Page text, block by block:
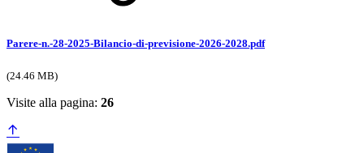
Parere-n.-28-2025-Bilancio-di-previsione-2026-2028.pdf
(24.46 MB)
Visite alla pagina: 26